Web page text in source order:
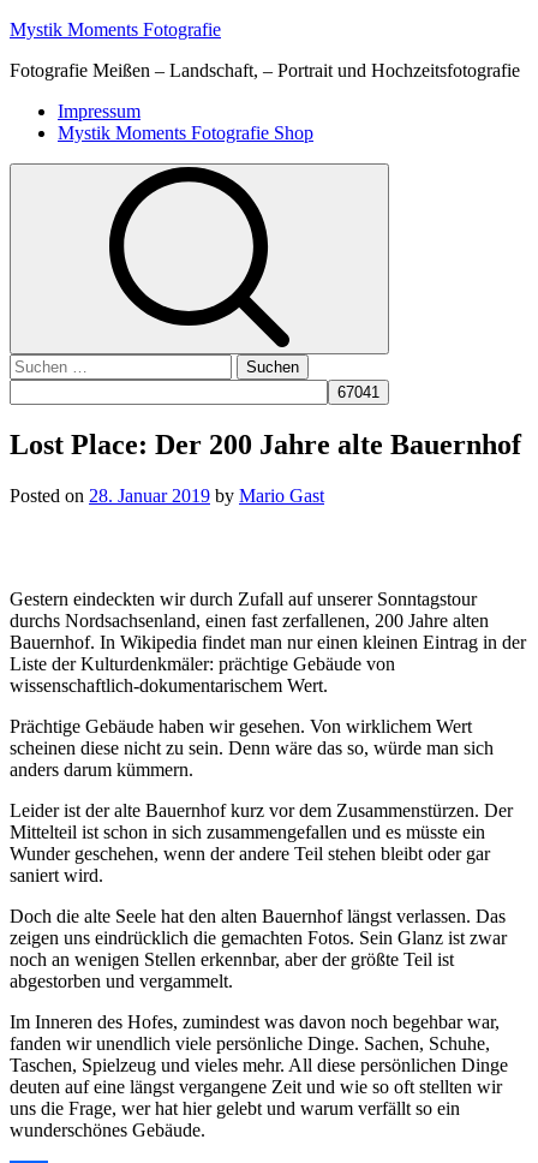
Skip
content
Mystik Moments Fotografie
Fotografie Meißen – Landschaft, – Portrait und Hochzeitsfotografie
Primary
Menu
Impressum
Mystik Moments Fotografie Shop
Suchen
nach:
Lost Place: Der 200 Jahre alte Bauernhof
Posted on 28. Januar 2019 by Mario Gast
Gestern eindeckten wir durch Zufall auf unserer Sonntagstour
durchs Nordsachsenland, einen fast zerfallenen, 200 Jahre alten
Bauernhof. In Wikipedia findet man nur einen kleinen Eintrag in der
Liste der Kulturdenkmäler: prächtige Gebäude von
wissenschaftlich-dokumentarischem Wert.
Prächtige Gebäude haben wir gesehen. Von wirklichem Wert
scheinen diese nicht zu sein. Denn wäre das so, würde man sich
anders darum kümmern.
Leider ist der alte Bauernhof kurz vor dem Zusammenstürzen. Der
Mittelteil ist schon in sich zusammengefallen und es müsste ein
Wunder geschehen, wenn der andere Teil stehen bleibt oder gar
saniert wird.
Doch die alte Seele hat den alten Bauernhof längst verlassen. Das
zeigen uns eindrücklich die gemachten Fotos. Sein Glanz ist zwar
noch an wenigen Stellen erkennbar, aber der größte Teil ist
abgestorben und vergammelt.
Im Inneren des Hofes, zumindest was davon noch begehbar war,
fanden wir unendlich viele persönliche Dinge. Sachen, Schuhe,
Taschen, Spielzeug und vieles mehr. All diese persönlichen Dinge
deuten auf eine längst vergangene Zeit und wie so oft stellten wir
uns die Frage, wer hat hier gelebt und warum verfällt so ein
wunderschönes Gebäude.